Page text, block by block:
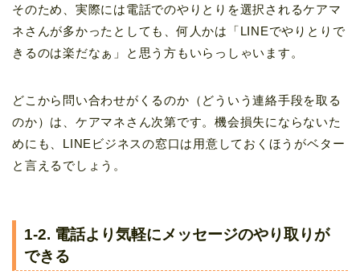
そのため、実際には電話でのやりとりを選択されるケアマ
ネさんが多かったとしても、何人かは「LINEでやりとりで
きるのは楽だなぁ」
と思う方もいらっしゃいます。
どこから問い合わせがくるのか（どういう連絡手段を取る
のか）は、ケアマネさん次第です。機会損失にならないた
めにも、LINEビジネスの窓口は用意しておくほうがベター
と言えるでしょう。
1-2. 電話より気軽にメッセージのやり取りが
できる